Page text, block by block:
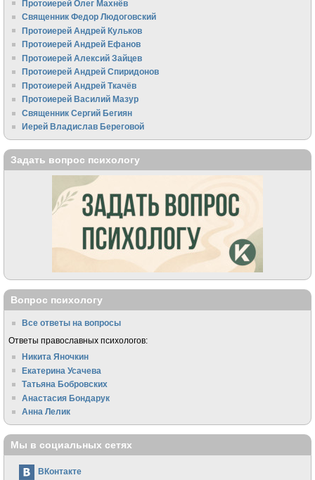
Протоиерей Олег Махнёв
Священник Федор Людоговский
Протоиерей Андрей Кульков
Протоиерей Андрей Ефанов
Протоиерей Алексий Зайцев
Протоиерей Андрей Спиридонов
Протоиерей Андрей Ткачёв
Протоиерей Василий Мазур
Священник Сергий Бегиян
Иерей Владислав Береговой
Задать вопрос психологу
Вопрос психологу
Все ответы на вопросы
Ответы православных психологов:
Никита Яночкин
Екатерина Усачева
Татьяна Бобровских
Анастасия Бондарук
Анна Лелик
Мы в социальных сетях
ВКонтакте